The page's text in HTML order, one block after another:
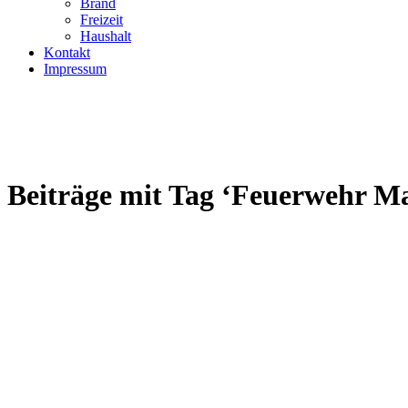
Brand
Freizeit
Haushalt
Kontakt
Impressum
Beiträge mit Tag ‘Feuerwehr